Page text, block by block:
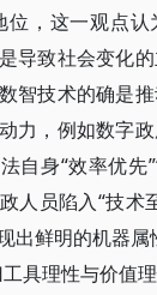
位，这一观点
导致社会变化
智技术的确是
力，例如数字
自身“效率优先
人员陷入“技术
出鲜明的机器属
具理性与价值